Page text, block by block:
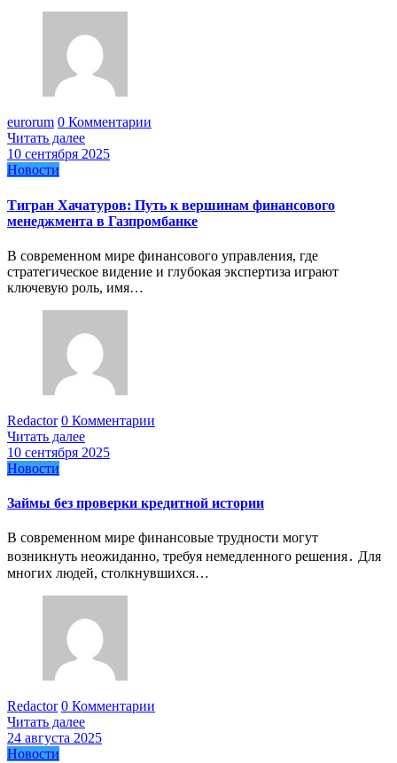
eurorum 0 Комментарии
Читать далее
10 сентября 2025
Новости
Тигран Хачатуров: Путь к вершинам финансового
менеджмента в Газпромбанке
В современном мире финансового управления, где
стратегическое видение и глубокая экспертиза играют
ключевую роль, имя…
Redactor 0 Комментарии
Читать далее
10 сентября 2025
Новости
Займы без проверки кредитной истории
В современном мире финансовые трудности могут
возникнуть неожиданно, требуя немедленного решения․ Для
многих людей, столкнувшихся…
Redactor 0 Комментарии
Читать далее
24 августа 2025
Новости